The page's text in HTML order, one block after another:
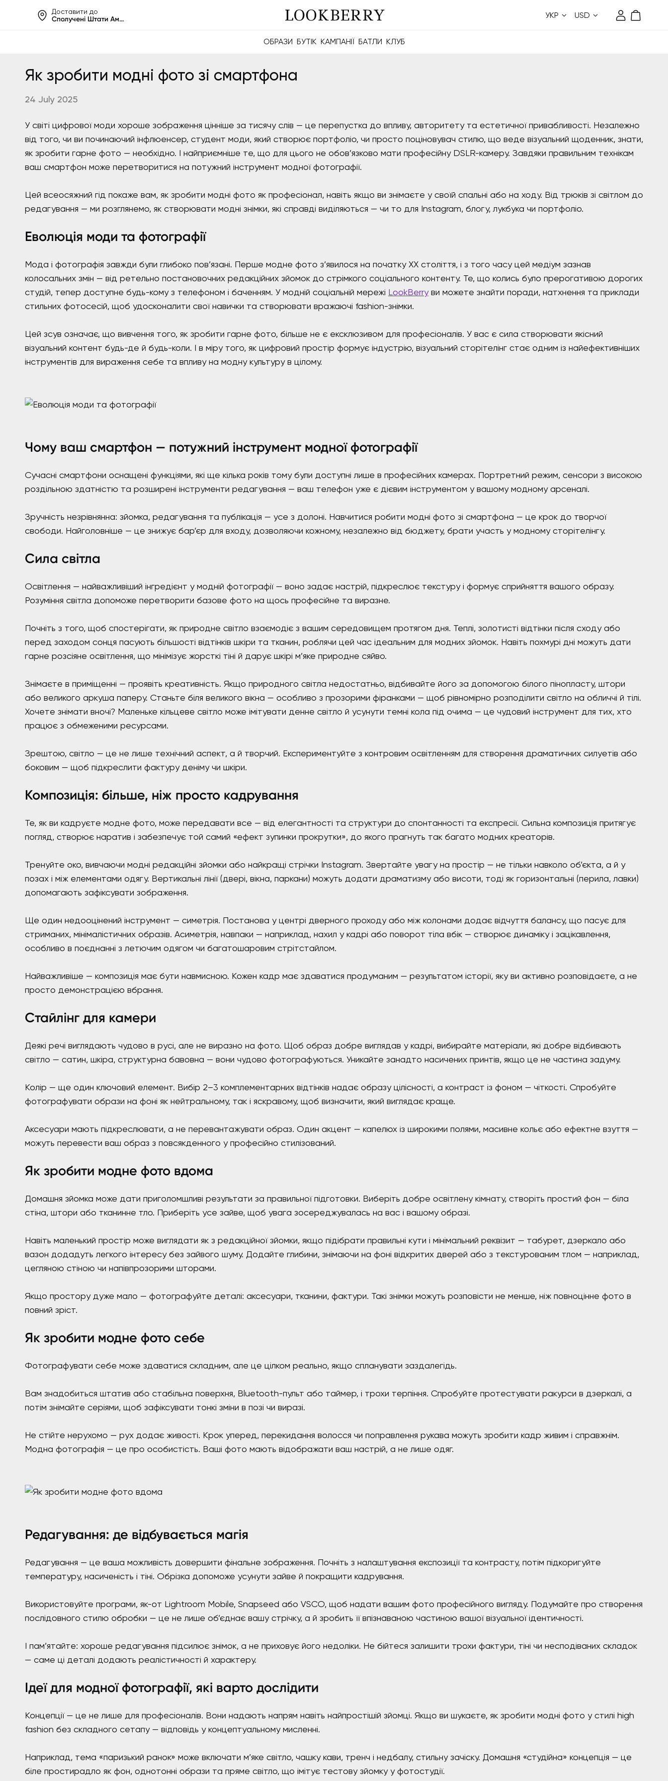
Доставити до
Сполучені Штати Америки УКР USD
ОБРАЗИ БУТІК КАМПАНІЇ БАТЛИ КЛУБ
Як зробити модні фото зі смартфона
24 July 2025
У світі цифрової моди хороше зображення цінніше за тисячу слів — це перепустка до впливу, авторитету та естетичної привабливості. Незалежно
від того, чи ви починаючий інфлюенсер, студент моди, який створює портфоліо, чи просто поціновувач стилю, що веде візуальний щоденник, знати,
як зробити гарне фото — необхідно. І найприємніше те, що для цього не обов’язково мати професійну DSLR-камеру. Завдяки правильним технікам
ваш смартфон може перетворитися на потужний інструмент модної фотографії.
Цей всеосяжний гід покаже вам, як зробити модні фото як професіонал, навіть якщо ви знімаєте у своїй спальні або на ходу. Від трюків зі світлом до
редагування — ми розглянемо, як створювати модні знімки, які справді виділяються — чи то для Instagram, блогу, лукбука чи портфоліо.
Еволюція моди та фотографії
Мода і фотографія завжди були глибоко пов’язані. Перше модне фото з’явилося на початку ХХ століття, і з того часу цей медіум зазнав
колосальних змін — від ретельно постановочних редакційних зйомок до стрімкого соціального контенту. Те, що колись було прерогативою дорогих
студій, тепер доступне будь-кому з телефоном і баченням. У модній соціальній мережі LookBerryви можете знайти поради, натхнення та приклади
стильних фотосесій, щоб удосконалити свої навички та створювати вражаючі fashion-знімки.
Цей зсув означає, що вивчення того, як зробити гарне фото, більше не є ексклюзивом для професіоналів. У вас є сила створювати якісний
візуальний контент будь-де й будь-коли. І в міру того, як цифровий простір формує індустрію, візуальний сторітелінг стає одним із найефективніших
інструментів для вираження себе та впливу на модну культуру в цілому.
Чому ваш смартфон — потужний інструмент модної фотографії
Сучасні смартфони оснащені функціями, які ще кілька років тому були доступні лише в професійних камерах. Портретний режим, сенсори з високою
роздільною здатністю та розширені інструменти редагування — ваш телефон уже є дієвим інструментом у вашому модному арсеналі.
Зручність незрівнянна: зйомка, редагування та публікація — усе з долоні. Навчитися робити модні фото зі смартфона — це крок до творчої
свободи. Найголовніше — це знижує бар’єр для входу, дозволяючи кожному, незалежно від бюджету, брати участь у модному сторітелінгу.
Сила світла
Освітлення — найважливіший інгредієнт у модній фотографії — воно задає настрій, підкреслює текстуру і формує сприйняття вашого образу.
Розуміння світла допоможе перетворити базове фото на щось професійне та виразне.
Почніть з того, щоб спостерігати, як природне світло взаємодіє з вашим середовищем протягом дня. Теплі, золотисті відтінки після сходу або
перед заходом сонця пасують більшості відтінків шкіри та тканин, роблячи цей час ідеальним для модних зйомок. Навіть похмурі дні можуть дати
гарне розсіяне освітлення, що мінімізує жорсткі тіні й дарує шкірі м’яке природне сяйво.
Знімаєте в приміщенні — проявіть креативність. Якщо природного світла недостатньо, відбивайте його за допомогою білого пінопласту, штори
або великого аркуша паперу. Станьте біля великого вікна — особливо з прозорими фіранками — щоб рівномірно розподілити світло на обличчі й тілі.
Хочете знімати вночі? Маленьке кільцеве світло може імітувати денне світло й усунути темні кола під очима — це чудовий інструмент для тих, хто
працює з обмеженими ресурсами.
Зрештою, світло — це не лише технічний аспект, а й творчий. Експериментуйте з контровим освітленням для створення драматичних силуетів або
боковим — щоб підкреслити фактуру деніму чи шкіри.
Композиція: більше, ніж просто кадрування
Те, як ви кадруєте модне фото, може передавати все — від елегантності та структури до спонтанності та експресії. Сильна композиція притягує
погляд, створює наратив і забезпечує той самий «ефект зупинки прокрутки», до якого прагнуть так багато модних креаторів.
Тренуйте око, вивчаючи модні редакційні зйомки або найкращі стрічки Instagram. Звертайте увагу на простір — не тільки навколо об’єкта, а й у
позах і між елементами одягу. Вертикальні лінії (двері, вікна, паркани) можуть додати драматизму або висоти, тоді як горизонтальні (перила, лавки)
допомагають зафіксувати зображення.
Ще один недооцінений інструмент — симетрія. Постанова у центрі дверного проходу або між колонами додає відчуття балансу, що пасує для
стриманих, мінімалістичних образів. Асиметрія, навпаки — наприклад, нахил у кадрі або поворот тіла вбік — створює динаміку і зацікавлення,
особливо в поєднанні з летючим одягом чи багатошаровим стрітстайлом.
Найважливіше — композиція має бути навмисною. Кожен кадр має здаватися продуманим — результатом історії, яку ви активно розповідаєте, а не
просто демонстрацією вбрання.
Стайлінг для камери
Деякі речі виглядають чудово в русі, але не виразно на фото. Щоб образ добре виглядав у кадрі, вибирайте матеріали, які добре відбивають
світло — сатин, шкіра, структурна бавовна — вони чудово фотографуються. Уникайте занадто насичених принтів, якщо це не частина задуму.
Колір — ще один ключовий елемент. Вибір 2–3 комплементарних відтінків надає образу цілісності, а контраст із фоном — чіткості. Спробуйте
фотографувати образи на фоні як нейтральному, так і яскравому, щоб визначити, який виглядає краще.
Аксесуари мають підкреслювати, а не перевантажувати образ. Один акцент — капелюх із широкими полями, масивне кольє або ефектне взуття —
можуть перевести ваш образ з повсякденного у професійно стилізований.
Як зробити модне фото вдома
Домашня зйомка може дати приголомшливі результати за правильної підготовки. Виберіть добре освітлену кімнату, створіть простий фон — біла
стіна, штори або тканинне тло. Приберіть усе зайве, щоб увага зосереджувалась на вас і вашому образі.
Навіть маленький простір може виглядати як з редакційної зйомки, якщо підібрати правильні кути і мінімальний реквізит — табурет, дзеркало або
вазон додадуть легкого інтересу без зайвого шуму. Додайте глибини, знімаючи на фоні відкритих дверей або з текстурованим тлом — наприклад,
цегляною стіною чи напівпрозорими шторами.
Якщо простору дуже мало — фотографуйте деталі: аксесуари, тканини, фактури. Такі знімки можуть розповісти не менше, ніж повноцінне фото в
повний зріст.
Як зробити модне фото себе
Фотографувати себе може здаватися складним, але це цілком реально, якщо спланувати заздалегідь.
Вам знадобиться штатив або стабільна поверхня, Bluetooth-пульт або таймер, і трохи терпіння. Спробуйте протестувати ракурси в дзеркалі, а
потім знімайте серіями, щоб зафіксувати тонкі зміни в позі чи виразі.
Не стійте нерухомо — рух додає живості. Крок уперед, перекидання волосся чи поправлення рукава можуть зробити кадр живим і справжнім.
Модна фотографія — це про особистість. Ваші фото мають відображати ваш настрій, а не лише одяг.
Редагування: де відбувається магія
Редагування — це ваша можливість довершити фінальне зображення. Почніть з налаштування експозиції та контрасту, потім підкоригуйте
температуру, насиченість і тіні. Обрізка допоможе усунути зайве й покращити кадрування.
Використовуйте програми, як-от Lightroom Mobile, Snapseed або VSCO, щоб надати вашим фото професійного вигляду. Подумайте про створення
послідовного стилю обробки — це не лише об’єднає вашу стрічку, а й зробить її впізнаваною частиною вашої візуальної ідентичності.
І пам’ятайте: хороше редагування підсилює знімок, а не приховує його недоліки. Не бійтеся залишити трохи фактури, тіні чи несподіваних складок
— саме ці деталі додають реалістичності й характеру.
Ідеї для модної фотографії, які варто дослідити
Концепції — це не лише для професіоналів. Вони надають напрям навіть найпростішій зйомці. Якщо ви шукаєте, як зробити модні фото у стилі high
fashion без складного сетапу — відповідь у концептуальному мисленні.
Наприклад, тема «паризький ранок» може включати м’яке світло, чашку кави, тренч і недбалу, стильну зачіску. Домашня «студійна» концепція — це
біле простирадло як фон, однотонні образи та пряме світло, що імітує тестову зйомку у фотостудії.